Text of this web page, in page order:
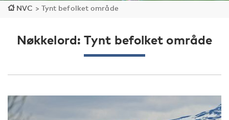
NVC > Tynt befolket område
Nøkkelord: Tynt befolket område